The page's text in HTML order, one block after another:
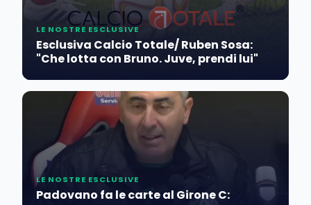
LE NOSTRE ESCLUSIVE
Esclusiva Calcio Totale/ Ruben Sosa:
"Che lotta con Bruno. Juve, prendi lui"
LE NOSTRE ESCLUSIVE
Padovano fa le carte al Girone C: